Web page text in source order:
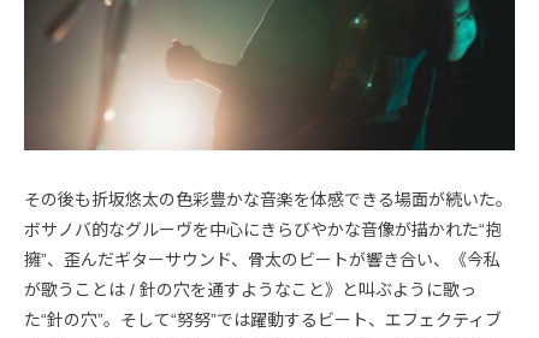
その後も折坂悠太の色彩豊かな音楽を体感できる場面が続いた。
ボサノバ的なグルーヴを中心にきらびやかな音像が描かれた“抱
擁”、歪んだギターサウンド、骨太のビートが響き合い、《今私
が歌うことは / 針の穴を通すようなこと》と叫ぶように歌っ
た“針の穴”。そして“努努”では躍動するビート、エフェクティブ